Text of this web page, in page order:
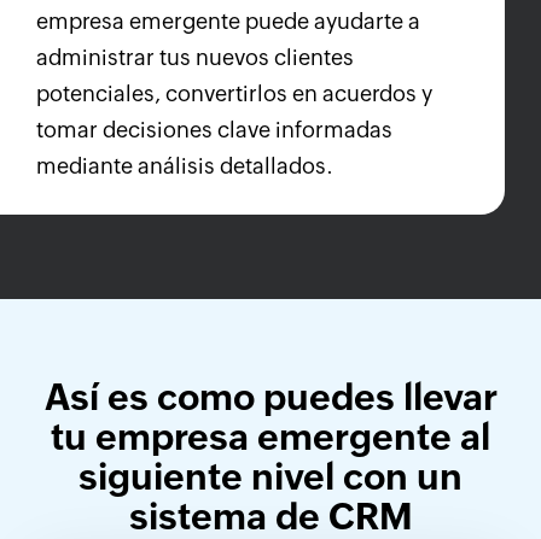
empresa emergente puede ayudarte a
administrar tus nuevos clientes
potenciales, convertirlos en acuerdos y
tomar decisiones clave informadas
mediante análisis detallados.
Así es como puedes llevar
tu empresa emergente al
siguiente nivel con un
sistema de CRM